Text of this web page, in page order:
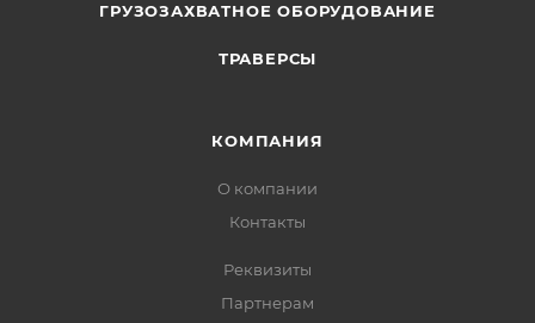
ГРУЗОЗАХВАТНОЕ ОБОРУДОВАНИЕ
ТРАВЕРСЫ
КОМПАНИЯ
О компании
Контакты
Реквизиты
Партнерам